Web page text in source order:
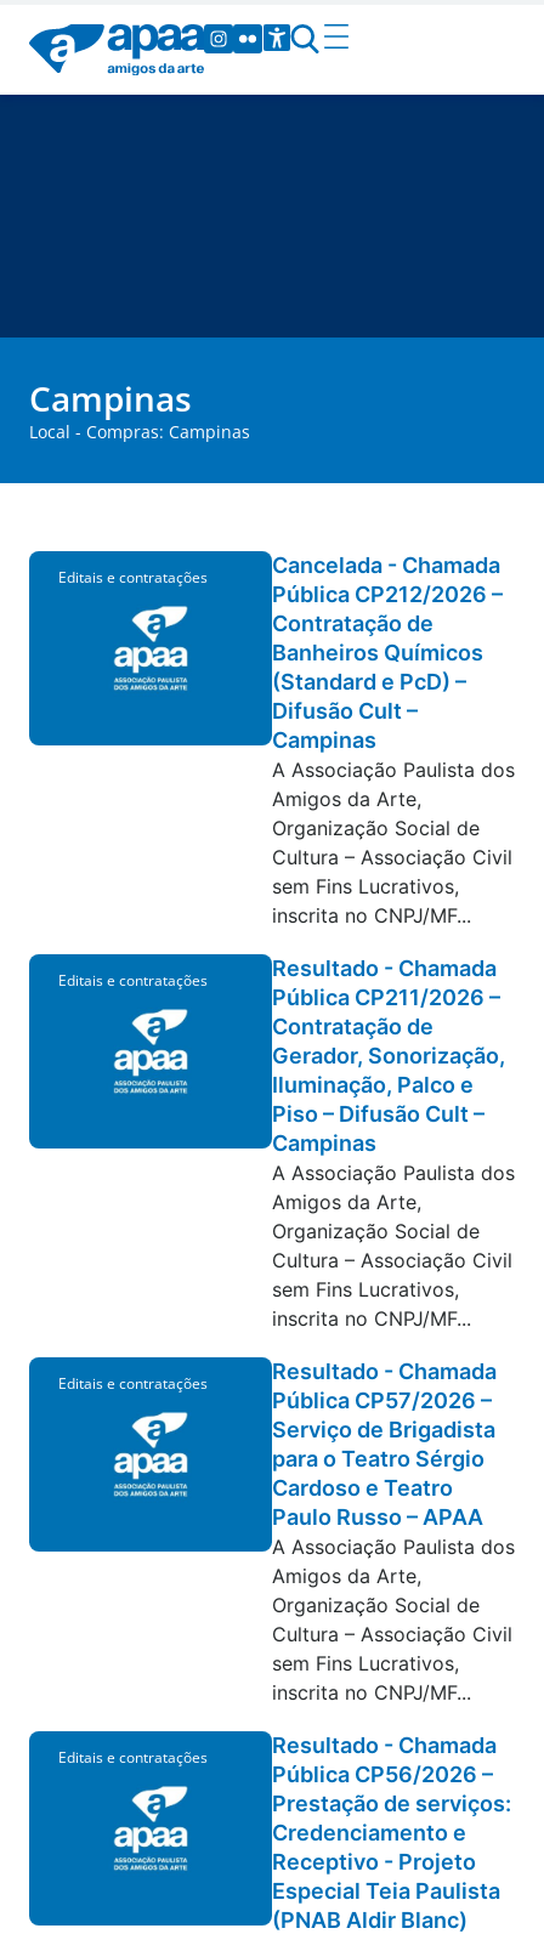
Campinas
Local - Compras: Campinas
Editais e contratações
Cancelada - Chamada
Pública CP212/2026 –
Contratação de
Banheiros Químicos
(Standard e PcD) –
Difusão Cult –
Campinas
A Associação Paulista dos
Amigos da Arte,
Organização Social de
Cultura – Associação Civil
sem Fins Lucrativos,
inscrita no CNPJ/MF...
Editais e contratações
Resultado - Chamada
Pública CP211/2026 –
Contratação de
Gerador, Sonorização,
Iluminação, Palco e
Piso – Difusão Cult –
Campinas
A Associação Paulista dos
Amigos da Arte,
Organização Social de
Cultura – Associação Civil
sem Fins Lucrativos,
inscrita no CNPJ/MF...
Editais e contratações
Resultado - Chamada
Pública CP57/2026 –
Serviço de Brigadista
para o Teatro Sérgio
Cardoso e Teatro
Paulo Russo – APAA
A Associação Paulista dos
Amigos da Arte,
Organização Social de
Cultura – Associação Civil
sem Fins Lucrativos,
inscrita no CNPJ/MF...
Editais e contratações
Resultado - Chamada
Pública CP56/2026 –
Prestação de serviços:
Credenciamento e
Receptivo - Projeto
Especial Teia Paulista
(PNAB Aldir Blanc)